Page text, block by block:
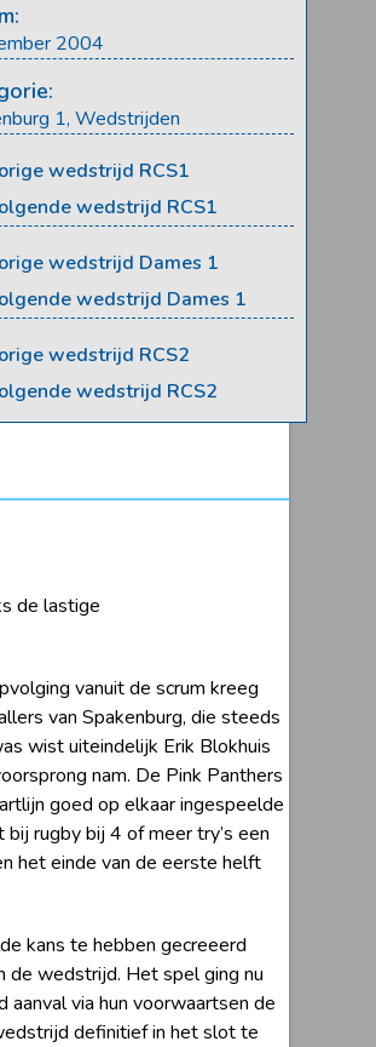
2004
1, Wedstrijden
wedstrijd RCS1
wedstrijd RCS1
wedstrijd Dames 1
wedstrijd Dames 1
wedstrijd RCS2
wedstrijd RCS2
de lastige
vanuit de scrum kreeg
van Spakenburg, die steeds
wist uiteindelijk Erik Blokhuis
nam. De Pink Panthers
goed op elkaar ingespeelde
rugby bij 4 of meer try’s een
het einde van de eerste helft
kans te hebben gecreeerd
de wedstrijd. Het spel ging nu
via hun voorwaartsen de
definitief in het slot te